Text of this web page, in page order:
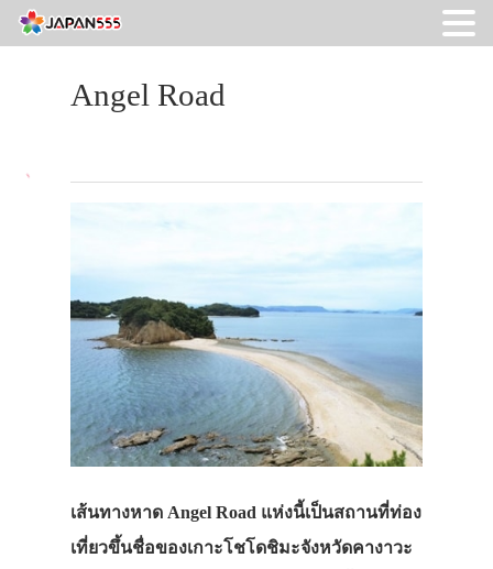
Angel Road
เส้นทางหาด Angel Road แห่งนี้เป็นสถานที่ท่อง
เที่ยวขึ้นชื่อของเกาะโชโดชิมะจังหวัดคางาวะ